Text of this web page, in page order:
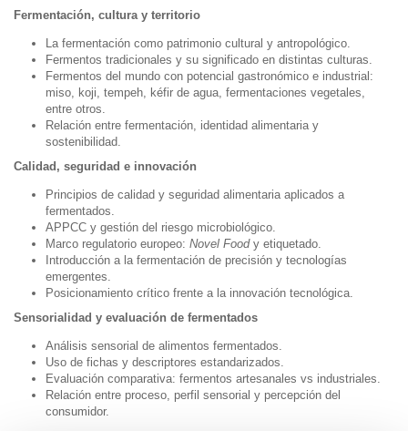
Fermentación, cultura y territorio
La fermentación como patrimonio cultural y antropológico.
Fermentos tradicionales y su significado en distintas culturas.
Fermentos del mundo con potencial gastronómico e industrial:
miso, koji, tempeh, kéfir de agua, fermentaciones vegetales,
entre otros.
Relación entre fermentación, identidad alimentaria y
sostenibilidad.
Calidad, seguridad e innovación
Principios de calidad y seguridad alimentaria aplicados a
fermentados.
APPCC y gestión del riesgo microbiológico.
Marco regulatorio europeo: Novel Foody etiquetado.
Introducción a la fermentación de precisión y tecnologías
emergentes.
Posicionamiento crítico frente a la innovación tecnológica.
Sensorialidad y evaluación de fermentados
Análisis sensorial de alimentos fermentados.
Uso de fichas y descriptores estandarizados.
Evaluación comparativa: fermentos artesanales vs industriales.
Relación entre proceso, perfil sensorial y percepción del
consumidor.